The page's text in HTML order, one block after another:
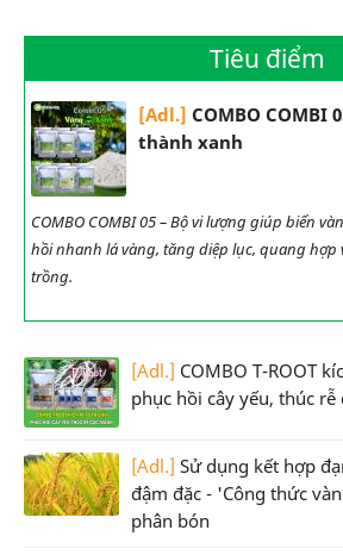
Tiêu điểm
[Adl.] COMBO COMBI
thành xanh
COMBO COMBI 05 – Bộ vi lượng giúp biến
hồi nhanh lá vàng, tăng diệp lục, quang hợp
trồng.
[Adl.] COMBO T-ROOT
phục hồi cây yếu, thúc rễ
[Adl.] Sử dụng kết hợp
đậm đặc - 'Công thức
phân bón